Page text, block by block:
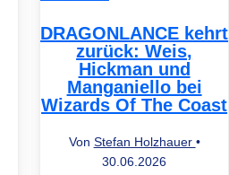
DRAGONLANCE kehrt
zurück: Weis,
Hickman und
Manganiello bei
Wizards Of The Coast
Von Stefan Holzhauer •
30.06.2026